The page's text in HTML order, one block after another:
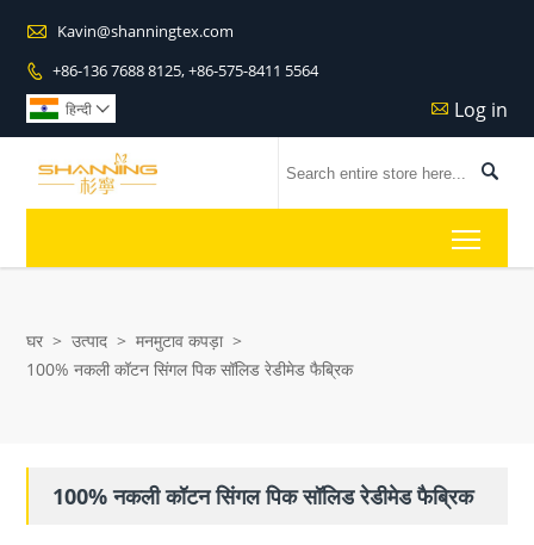
 Kavin@shanningtex.com
 +86-136 7688 8125, +86-575-8411 5564
 Log in
हिन्दी 

घर > उत्पाद > मनमुटाव कपड़ा >
100% नकली कॉटन सिंगल पिक सॉलिड रेडीमेड फैब्रिक
100% नकली कॉटन सिंगल पिक सॉलिड रेडीमेड फैब्रिक